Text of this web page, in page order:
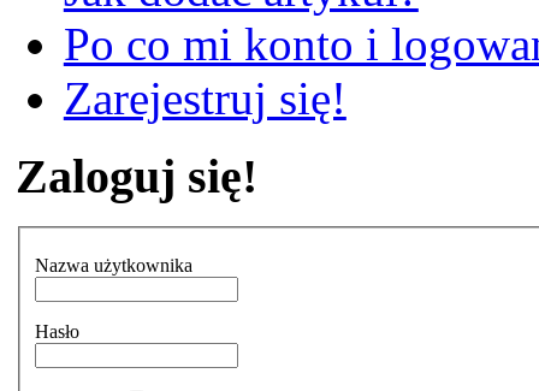
Po co mi konto i
Zarejestruj się!
Zaloguj się!
Nazwa użytkownika
Hasło